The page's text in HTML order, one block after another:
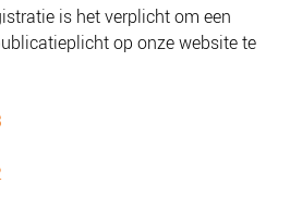
is het verplicht om een
op onze website te